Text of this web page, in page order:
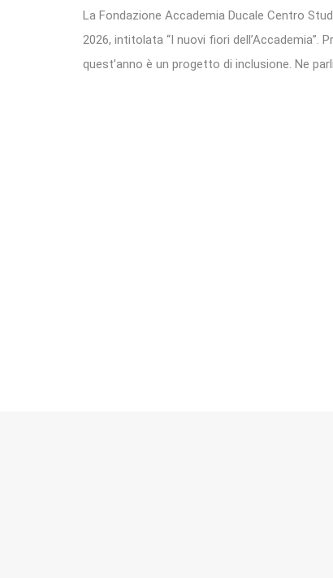
La Fondazione Accademia Ducale Centro
2026, intitolata “I nuovi fiori dell’Accademia”.
quest’anno è un progetto di inclusione. Ne